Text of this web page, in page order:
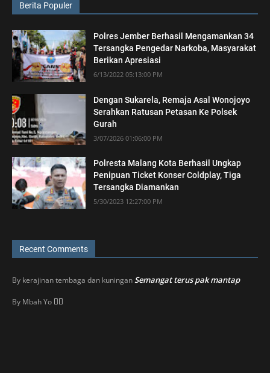
Berita Populer
Polres Jember Berhasil Mengamankan 34
Tersangka Pengedar Narkoba, Masyarakat
Berikan Apresiasi
6/13/2022 05:13:00 PM
Dengan Sukarela, Remaja Asal Wonojoyo
Serahkan Ratusan Petasan Ke Polsek
Gurah
3/07/2026 01:06:00 PM
Polresta Malang Kota Berhasil Ungkap
Penipuan Ticket Konser Coldplay, Tiga
Tersangka Diamankan
5/30/2023 12:27:00 PM
Recent Comments
By kerajinan tembaga dan kuninganSemangat terus pak mantap
By Mbah Yo 👍🏼